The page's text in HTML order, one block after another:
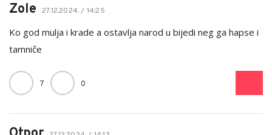
Zole 27.12.2024. / 14:25
Ko god mulja i krade a ostavlja narod u bijedi neg ga hapse i
tamniče
7 0